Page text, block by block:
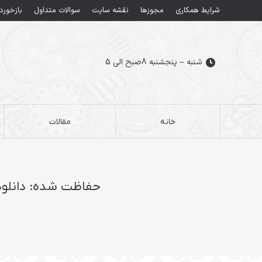
شرایط همکاری مجوزها نقشه سایت سوالات متداول
شنبه – پنجشنبه 8صبح الی 5
خانه مقالات
حفاظت شده: دانلود پکیج آموزشی